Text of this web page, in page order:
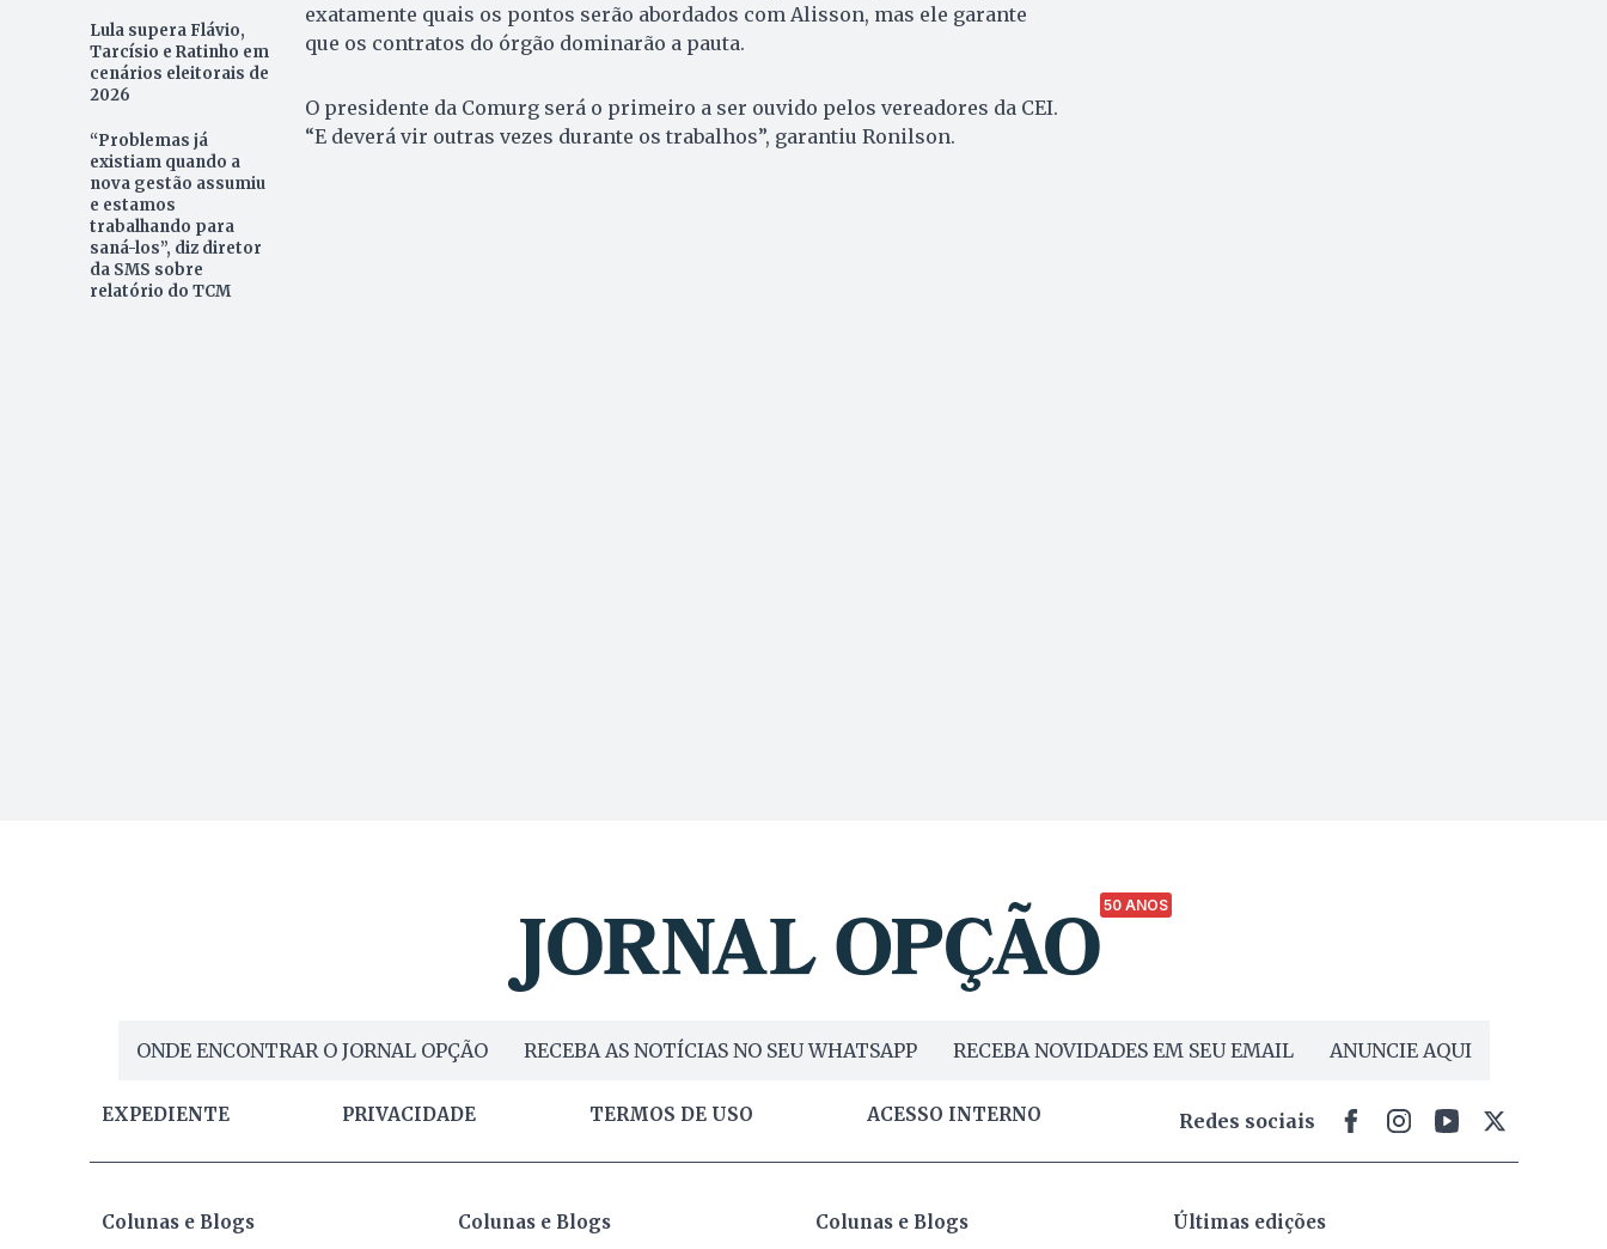
Lula supera Flávio,
Tarcísio e Ratinho em
cenários eleitorais de
2026
“Problemas já
existiam quando a
nova gestão assumiu
e estamos
trabalhando para
saná-los”, diz diretor
da SMS sobre
relatório do TCM
exatamente quais os pontos serão abordados com Alisson, mas ele garante
que os contratos do órgão dominarão a pauta.
O presidente da Comurg será o primeiro a ser ouvido pelos vereadores da CEI.
“E deverá vir outras vezes durante os trabalhos”, garantiu Ronilson.
50 ANOS
ONDE ENCONTRAR O JORNAL OPÇÃO RECEBA AS NOTÍCIAS NO SEU WHATSAPP RECEBA NOVIDADES EM SEU EMAIL ANUNCIE AQUI
EXPEDIENTE PRIVACIDADE TERMOS DE USO ACESSO INTERNO Redes sociais
Colunas e Blogs Colunas e Blogs Colunas e Blogs Últimas edições